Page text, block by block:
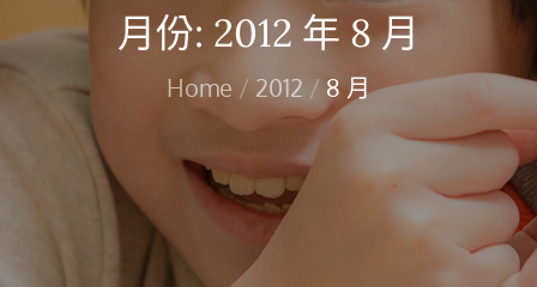
月份: 2012 年 8 月
Home 2012 8 月